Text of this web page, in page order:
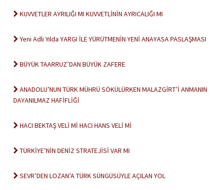
KUVVETLER AYRILIĞI MI KUVVETLİNİN AYRICALIĞI MI
Yeni Adli Yılda YARGI İLE YÜRÜTMENİN YENİ ANAYASA PASLAŞMASI
BÜYÜK TAARRUZ’DAN BÜYÜK ZAFERE
ANADOLU’NUN TÜRK MÜHRÜ SÖKÜLÜRKEN MALAZGİRT’İ ANMANIN
DAYANILMAZ HAFİFLİĞİ
HACI BEKTAŞ VELİ Mİ HACI HANS VELİ Mİ
TÜRKİYE’NİN DENİZ STRATEJİSİ VAR MI
SEVR’DEN LOZAN’A TÜRK SÜNGÜSÜYLE AÇILAN YOL